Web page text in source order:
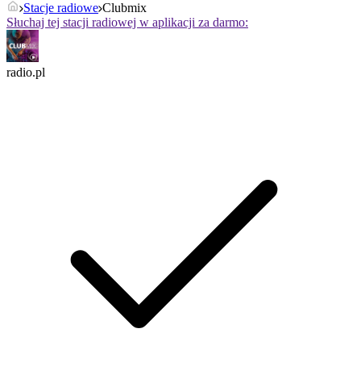
Stacje radiowe Clubmix
Słuchaj tej stacji radiowej w aplikacji za darmo:
radio.pl